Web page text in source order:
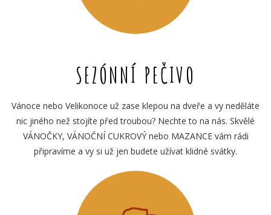
SEZÓNNÍ PEČIVO
Vánoce nebo Velikonoce už zase klepou na dveře a vy neděláte
nic jiného než stojíte před troubou? Nechte to na nás. Skvělé
VÁNOČKY, VÁNOČNÍ CUKROVÝ nebo MAZANCE vám rádi
připravíme a vy si už jen budete užívat klidné svátky.